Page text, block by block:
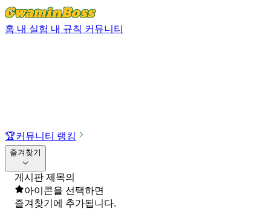
홈 내 실험 내 규칙 커뮤니티
🏆커뮤니티 랭킹
즐겨찾기
게시판 제목의
아이콘을 선택하면
즐겨찾기에 추가됩니다.